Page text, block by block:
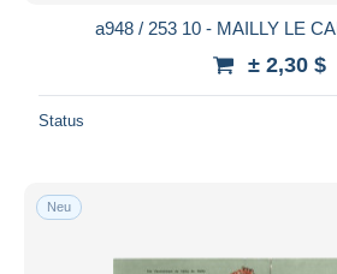
a948 / 253 10 - MAILLY LE
± 2,30 $
Status
Neu